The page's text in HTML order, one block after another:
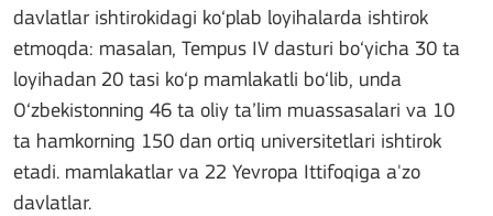
davlatlar ishtirokidagi ko‘plab loyihalarda ishtirok
etmoqda: masalan, Tempus IV dasturi bo‘yicha 30 ta
loyihadan 20 tasi ko‘p mamlakatli bo‘lib, unda
O‘zbekistonning 46 ta oliy ta’lim muassasalari va 10
ta hamkorning 150 dan ortiq universitetlari ishtirok
etadi. mamlakatlar va 22 Yevropa Ittifoqiga a'zo
davlatlar.